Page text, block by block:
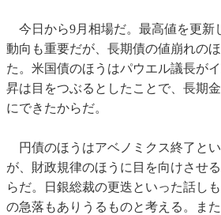
今日から9月相場だ。最高値を更新
動向も重要だが、長期債の値崩れの
た。米国債のほうはパウエル議長が
昇は目をつぶるとしたことで、長期
にできたからだ。
円債のほうはアベノミクス終了と
が、財政規律のほうに目を向けさせ
らだ。日銀総裁の更迭といった話し
の急落もありうるものと考える。ま